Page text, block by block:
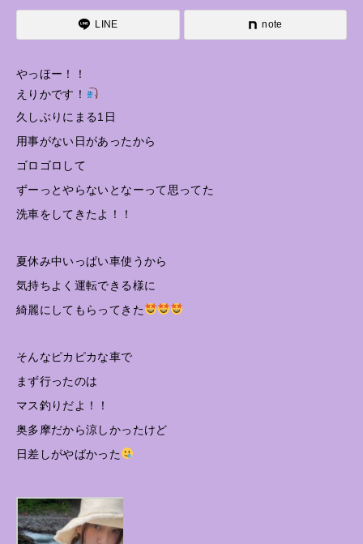
LINE note
やっほー！！
えりかです！
久しぶりにまる1日
用事がない日があったから
ゴロゴロして
ずーっとやらないとなーって思ってた
洗車をしてきたよ！！
夏休み中いっぱい車使うから
気持ちよく運転できる様に
綺麗にしてもらってきた
そんなピカピカな車で
まず行ったのは
マス釣りだよ！！
奥多摩だから涼しかったけど
日差しがやばかった